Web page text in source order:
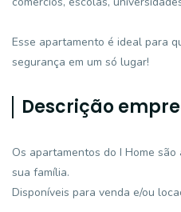
Esse apartamento é ideal para
segurança em um só lugar!
Descrição
Os apartamentos do I Home
sua família.
Disponíveis para venda e/ou